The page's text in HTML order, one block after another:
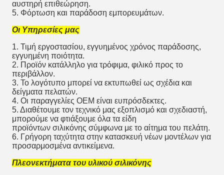
αυστηρή επιθεώρηση.
5. Φόρτωση και παράδοση εμπορευμάτων.
Οι Υπηρεσίες μας
1. Τιμή εργοστασίου, εγγυημένος χρόνος παράδοσης,
εγγυημένη ποιότητα.
2. Προϊόν κατάλληλο για τρόφιμα, φιλικό προς το
περιβάλλον.
3. Το λογότυπο μπορεί να εκτυπωθεί ως σχέδια και
δείγματα πελατών.
4. Οι παραγγελίες OEM είναι ευπρόσδεκτες.
5. Διαθέτουμε τον τεχνικό μας εξοπλισμό και σχεδιαστή,
μπορούμε να φτιάξουμε όλα τα είδη
προϊόντων σιλικόνης σύμφωνα με το αίτημα του πελάτη.
6. Γρήγορη ταχύτητα στην κατασκευή νέων μοντέλων για
προσαρμοσμένα αντικείμενα.
Πλεονεκτήματα του υλικού σιλικόνης